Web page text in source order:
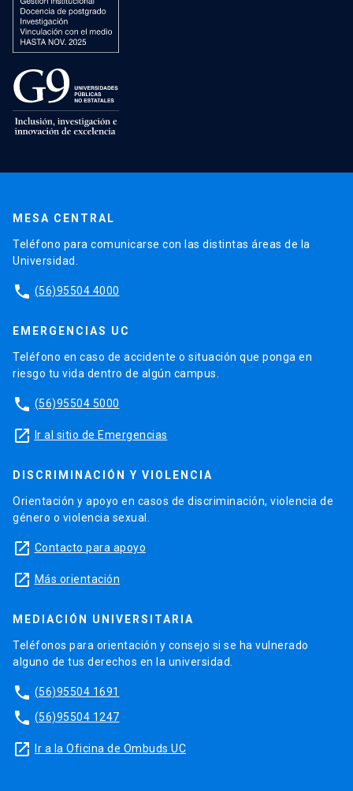
MESA CENTRAL
Teléfono para comunicarse con las distintas áreas de la
Universidad.
phone (56)95504 4000
EMERGENCIAS UC
Teléfono en caso de accidente o situación que ponga en
riesgo tu vida dentro de algún campus.
phone (56)95504 5000
launch Ir al sitio de Emergencias
DISCRIMINACIÓN Y VIOLENCIA
Orientación y apoyo en casos de discriminación, violencia de
género o violencia sexual.
launch Contacto para apoyo
launch Más orientación
MEDIACIÓN UNIVERSITARIA
Teléfonos para orientación y consejo si se ha vulnerado
alguno de tus derechos en la universidad.
phone (56)95504 1691
phone (56)95504 1247
launch Ir a la Oficina de Ombuds UC